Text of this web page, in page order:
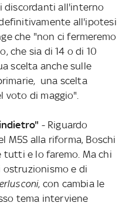
discordanti all'interno
all'ipotesi
che "non ci fermeremo
che sia di 14 o di 10
scelta anche sulle
una scelta
di maggio".
- Riguardo
M5S alla riforma, Boschi
tutti e lo faremo. Ma chi
ostruzionismo e di
, con cambia le
tema interviene